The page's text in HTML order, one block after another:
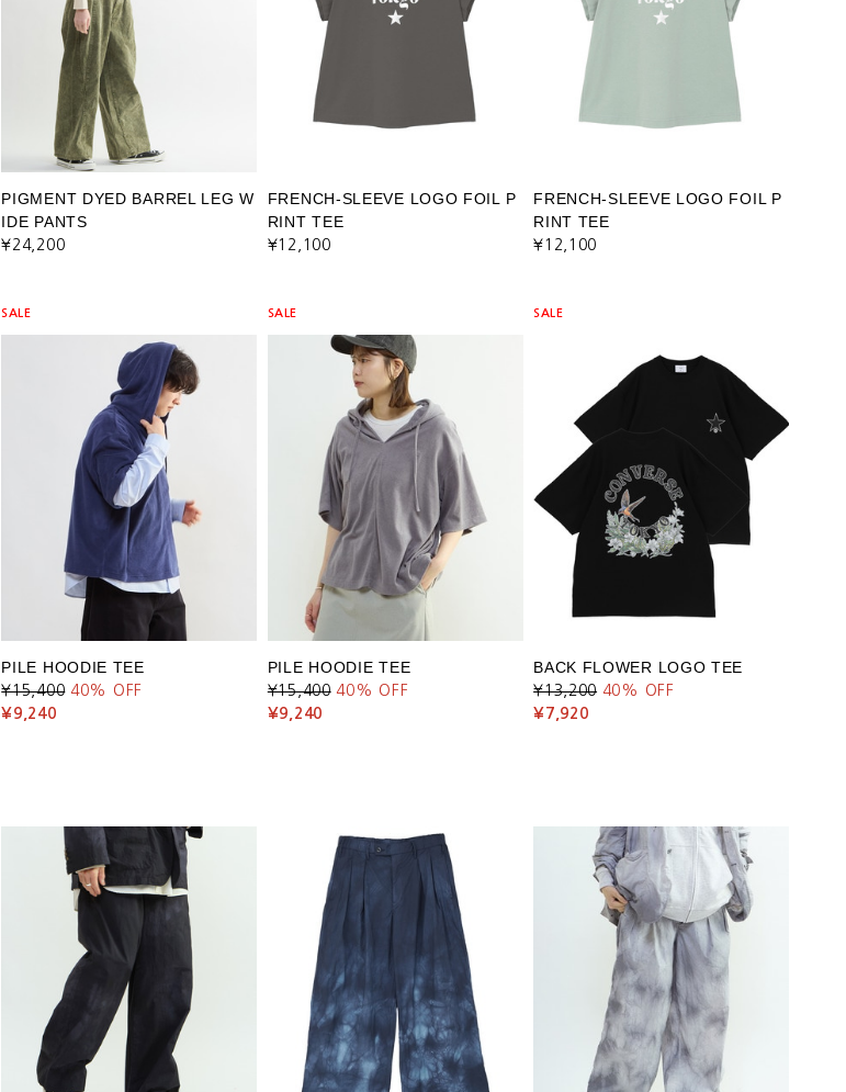
PIGMENT DYED BARREL LEG W
IDE PANTS
¥24,200
FRENCH-SLEEVE LOGO FOIL P
RINT TEE
¥12,100
FRENCH-SLEEVE LOGO FOIL P
RINT TEE
¥12,100
SALE
PILE HOODIE TEE
¥15,400 40% OFF
¥9,240
SALE
PILE HOODIE TEE
¥15,400 40 % OFF
¥9,240
SALE
BACK FLOWER LOGO TEE
¥13,200 40 % OFF
¥7,920